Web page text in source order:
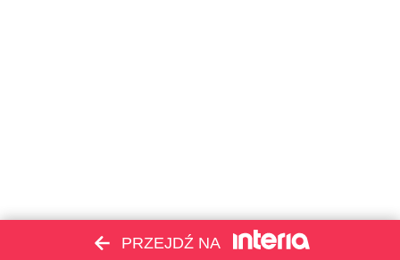
PRZEJDŹ NA